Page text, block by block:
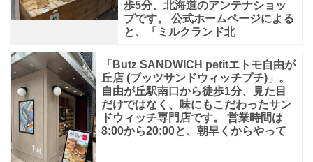
歩5分、北海道のアンテナショッ
プです。 公式ホームページによる
と、「ミルクランド北
「Butz SANDWICH petitエトモ自由が
丘店 (ブッツサンドウィッチプチ)」。
自由が丘駅南口から徒歩1分、見た目
だけではなく、味にもこだわったサン
ドウィッチ専門店です。 営業時間は
8:00から20:00と、朝早くからやって